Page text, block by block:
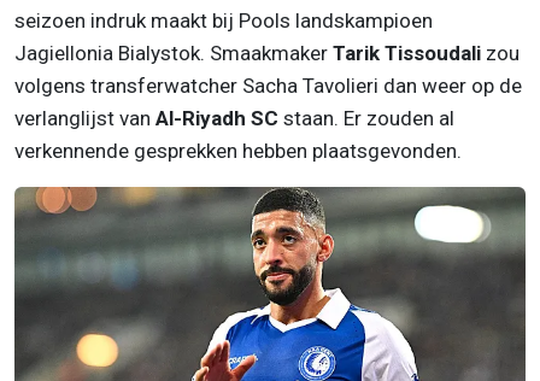
seizoen indruk maakt bij Pools landskampioen
Jagiellonia Bialystok. Smaakmaker Tarik Tissoudali zou
volgens transferwatcher Sacha Tavolieri dan weer op de
verlanglijst van Al-Riyadh SC staan. Er zouden al
verkennende gesprekken hebben plaatsgevonden.